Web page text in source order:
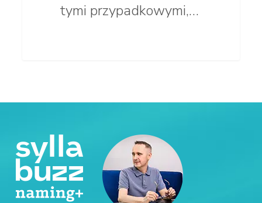
tymi przypadkowymi,…